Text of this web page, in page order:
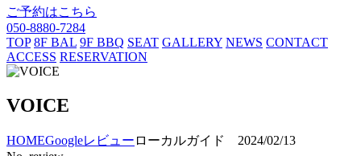
ご予約はこちら
050-8880-7284
TOP 8F BAL 9F BBQ SEAT GALLERY NEWS CONTACT
ACCESS RESERVATION
VOICE
HOMEGoogleレビュー ローカルガイド 2024/02/13